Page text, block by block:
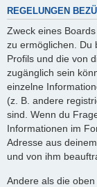
REGELUNGEN
Zweck eines
zu ermöglichen. Du
Profils und die von
zugänglich sein
einzelne
(z. B. andere
sind. Wenn du
Informationen im
Adresse aus
und von ihm
Andere als die